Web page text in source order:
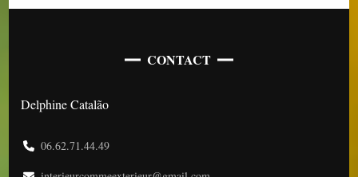
CONTACT
Delphine Catalão
06.62.71.44.49